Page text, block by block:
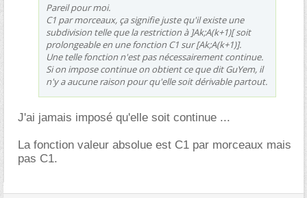
Pareil pour moi.
C1 par morceaux, ça signifie juste qu'il existe une
subdivision telle que la restriction à ]Ak;A(k+1)[ soit
prolongeable en une fonction C1 sur [Ak;A(k+1)].
Une telle fonction n'est pas nécessairement continue.
Si on impose continue on obtient ce que dit GuYem, il
n'y a aucune raison pour qu'elle soit dérivable partout.
J'ai jamais imposé qu'elle soit continue ...
La fonction valeur absolue est C1 par morceaux mais
pas C1.